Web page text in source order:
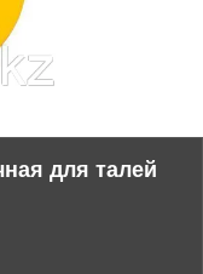
для талей